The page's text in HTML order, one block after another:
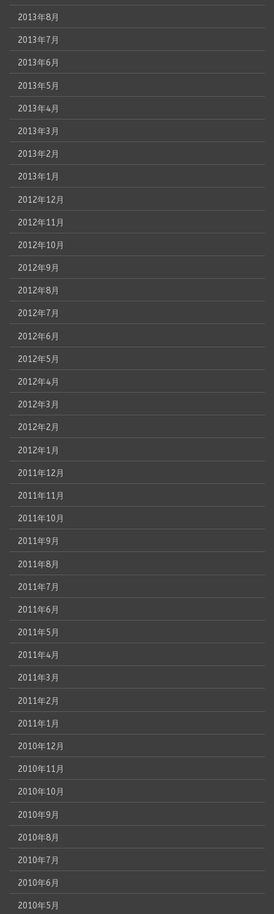
2013年8月
2013年7月
2013年6月
2013年5月
2013年4月
2013年3月
2013年2月
2013年1月
2012年12月
2012年11月
2012年10月
2012年9月
2012年8月
2012年7月
2012年6月
2012年5月
2012年4月
2012年3月
2012年2月
2012年1月
2011年12月
2011年11月
2011年10月
2011年9月
2011年8月
2011年7月
2011年6月
2011年5月
2011年4月
2011年3月
2011年2月
2011年1月
2010年12月
2010年11月
2010年10月
2010年9月
2010年8月
2010年7月
2010年6月
2010年5月